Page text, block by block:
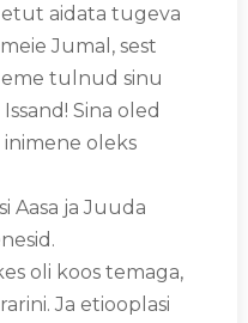
aidata tugeva
Jumal, sest
tulnud sinu
Sina oled
inimene oleks
Aasa ja Juuda
oli koos temaga,
Ja etiooplasi